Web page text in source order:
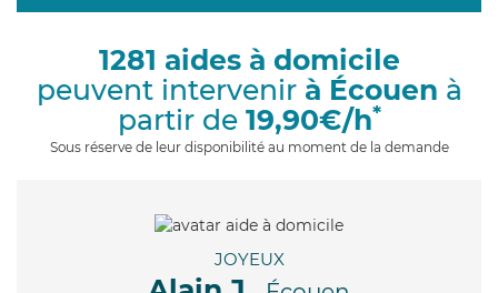
g
1281 aides à domicile
peuvent intervenir à Écouen à
partir de 19,90€/h*
Sous réserve de leur disponibilité au moment de la demande
JOYEUX